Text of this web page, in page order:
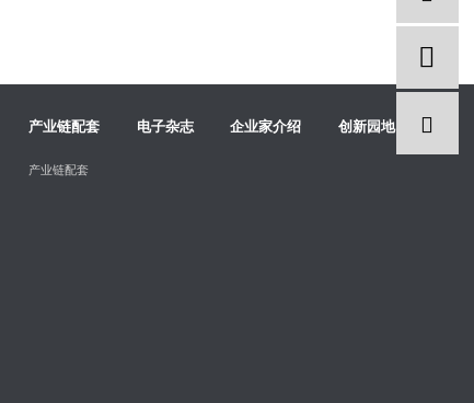
产业链配套
产业链配套
电子杂志 企业家介绍 创新园地